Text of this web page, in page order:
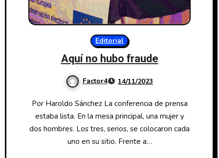
Editorial
Aquí no hubo fraude
Factor4 14/11/2023
Por Haroldo Sánchez La conferencia de prensa
estaba lista. En la mesa principal, una mujer y
dos hombres. Los tres, serios, se colocaron cada
uno en su sitio. Frente a…